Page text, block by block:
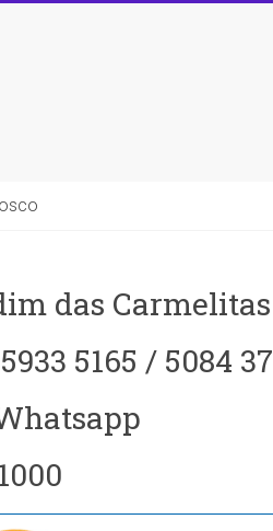
das Carmelitas
5165 / 5084